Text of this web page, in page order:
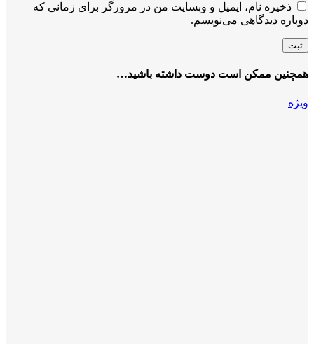
ذخیره نام، ایمیل و وبسایت من در مرورگر برای زمانی که
دوباره دیدگاهی می‌نویسم.
همچنین ممکن است دوست داشته باشید…
ویژه